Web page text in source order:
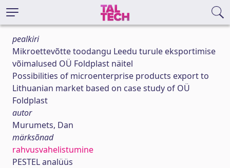
pealkiri
Mikroettevõtte toodangu Leedu turule eksportimise
võimalused OÜ Foldplast näitel
Possibilities of microenterprise products export to
Lithuanian market based on case study of OÜ
Foldplast
autor
Murumets, Dan
märksõnad
rahvusvahelistumine
PESTEL analüüs